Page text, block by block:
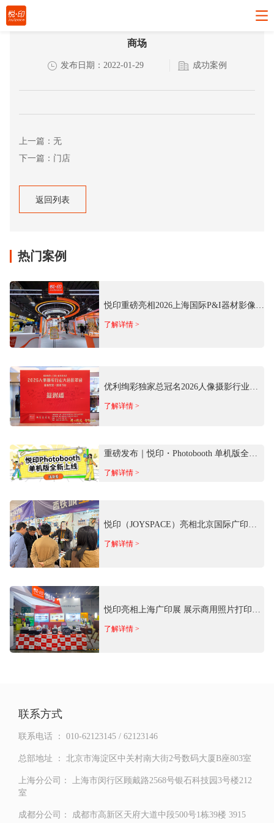
商场
发布日期：2022-01-29 成功案例
上一篇：无
下一篇：门店
返回列表
热门案例
悦印重磅亮相2026上海国际P&I器材影像
了解详情 >
优利绚彩独家总冠名2026人像摄影行业大
合影年会 以专业影像科技赋能行业发展
了解详情 >
重磅发布｜悦印・Photobooth 单机版全新
上线！离线免费用
了解详情 >
悦印（JOYSPACE）亮相北京国际广印展
携商用照片影像场景方案参展
了解详情 >
悦印亮相上海广印展 展示商用照片打印全
矩阵产品
了解详情 >
联系方式
联系电话 ： 010-62123145 / 62123146
总部地址 ： 北京市海淀区中关村南大街2号数码大厦B座803室
上海分公司：
上海市闵行区顾戴路2568号银石科技园3号楼212
室
成都分公司：
成都市高新区天府大道中段500号1栋39楼 3915